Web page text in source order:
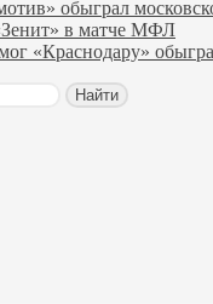
обыграл
в матче МФЛ
«Краснодару»
Найти